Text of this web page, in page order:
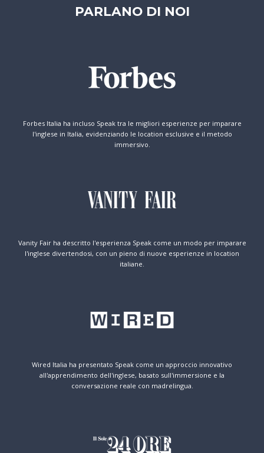
PARLANO DI NOI
Forbes Italia ha incluso Speak tra le migliori esperienze per imparare
l'inglese in Italia, evidenziando le location esclusive e il metodo
immersivo.
Vanity Fair ha descritto l'esperienza Speak come un modo per imparare
l'inglese divertendosi, con un pieno di nuove esperienze in location
italiane.
Wired Italia ha presentato Speak come un approccio innovativo
all'apprendimento dell'inglese, basato sull'immersione e la
conversazione reale con madrelingua.